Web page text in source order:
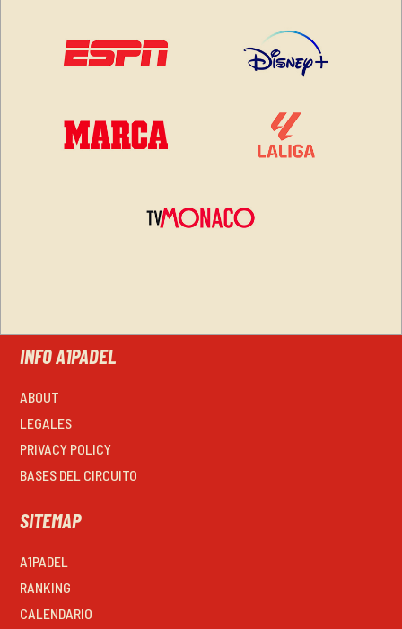
INFO A1PADEL
ABOUT
LEGALES
PRIVACY POLICY
BASES DEL CIRCUITO
SITEMAP
A1PADEL
RANKING
CALENDARIO